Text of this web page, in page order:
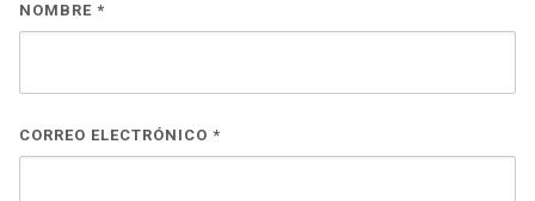
NOMBRE *
CORREO ELECTRÓNICO *